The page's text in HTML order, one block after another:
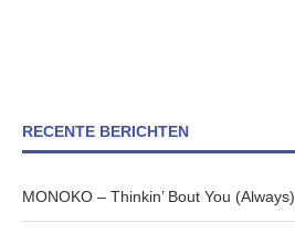
RECENTE BERICHTEN
MONOKO – Thinkin’ Bout You (Always)